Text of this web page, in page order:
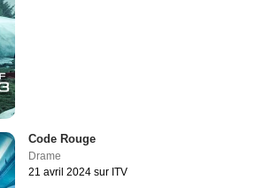
Code Rouge
Drame
21 avril 2024 sur ITV